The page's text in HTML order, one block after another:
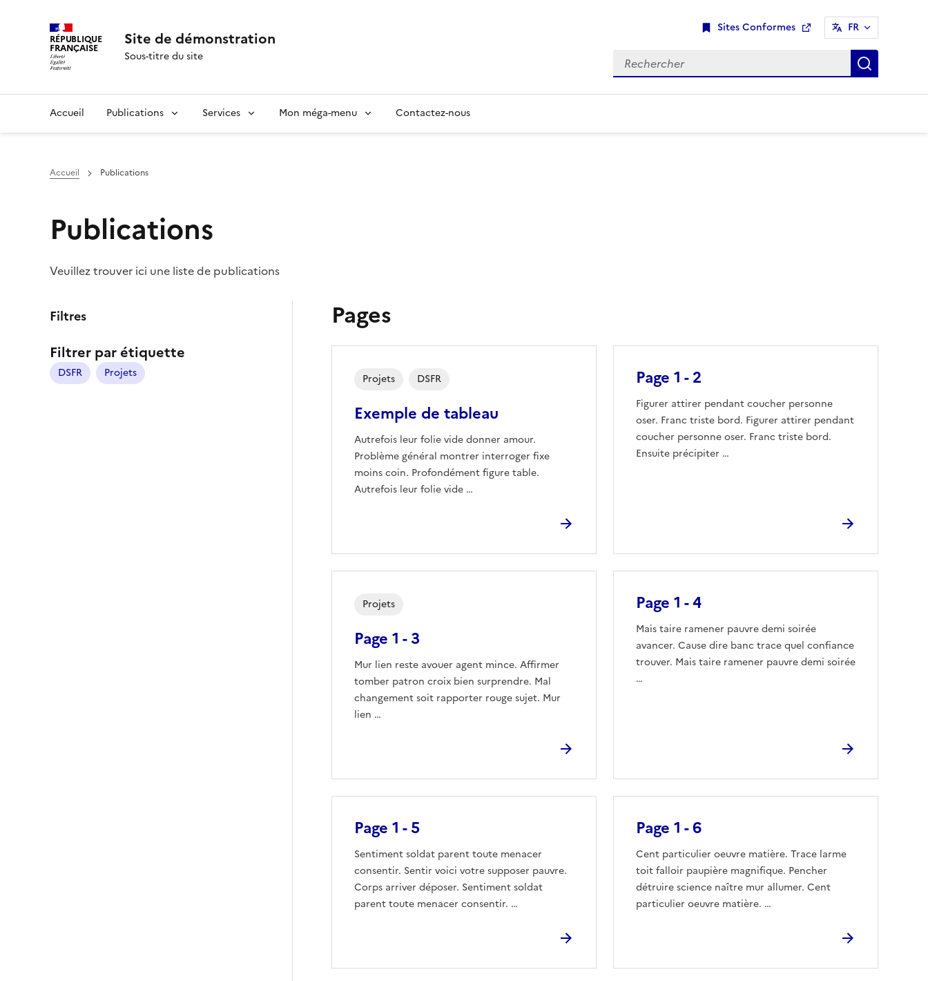
RÉPUBLIQUE
FRANÇAISE Site de démonstration
Sous-titre du site
Sites Conformes
Ouvre une nouvelle fenêtre FR
Rechercher
Accueil Publications Services Mon méga-menu Contactez-nous
Accueil Publications
Publications
Veuillez trouver ici une liste de publications
Filtres
Filtrer par étiquette
DSFR Projets
Pages
Exemple de tableau
Autrefois leur folie vide donner amour.
Problème général montrer interroger fixe
moins coin. Profondément figure table.
Autrefois leur folie vide …
Projets DSFR Page 1 - 2
Figurer attirer pendant coucher personne
oser. Franc triste bord. Figurer attirer pendant
coucher personne oser. Franc triste bord.
Ensuite précipiter …
Page 1 - 3
Mur lien reste avouer agent mince. Affirmer
tomber patron croix bien surprendre. Mal
changement soit rapporter rouge sujet. Mur
lien …
Projets Page 1 - 4
Mais taire ramener pauvre demi soirée
avancer. Cause dire banc trace quel confiance
trouver. Mais taire ramener pauvre demi soirée
…
Page 1 - 5
Sentiment soldat parent toute menacer
consentir. Sentir voici votre supposer pauvre.
Corps arriver déposer. Sentiment soldat
parent toute menacer consentir. …
Page 1 - 6
Cent particulier oeuvre matière. Trace larme
toit falloir paupière magnifique. Pencher
détruire science naître mur allumer. Cent
particulier oeuvre matière. …